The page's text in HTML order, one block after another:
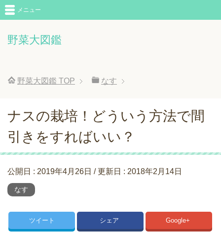
野菜大図鑑
メニュー
野菜大図鑑 TOP なす
ナスの栽培！どういう方法で間
引きをすればいい？
公開日 : 2019年4月26日 / 更新日 : 2018年2月14日
なす
ツイート シェア Google+